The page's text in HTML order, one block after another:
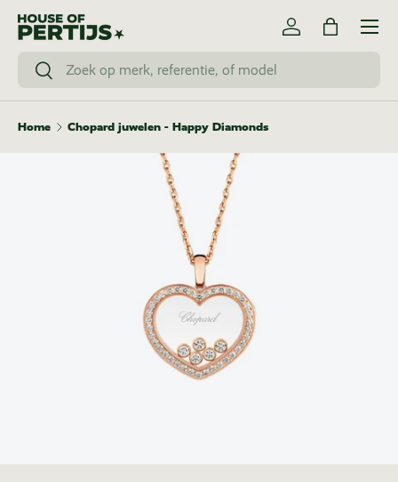
Ga naar inhoud
Zoeken
Zoeken
Inloggen
Tas
Menu
Home Chopard juwelen - Happy Diamonds